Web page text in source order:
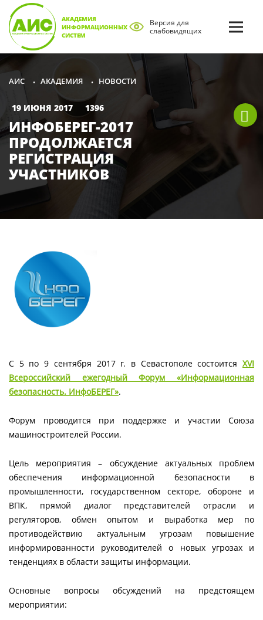
АКАДЕМИЯ
ИНФОРМАЦИОННЫХ
СИСТЕМ
Версия для
слабовидящих
АИС • АКАДЕМИЯ • НОВОСТИ
19 ИЮНЯ 2017 1396
ИНФОБЕРЕГ-2017
ПРОДОЛЖАЕТСЯ
РЕГИСТРАЦИЯ
УЧАСТНИКОВ
С 5 по 9 сентября 2017 г. в Севастополе состоится XVI
Всероссийский ежегодный Форум «Информационная
безопасность. ИнфоБЕРЕГ».
Форум проводится при поддержке и участии Союза
машиностроителей России.
Цель мероприятия – обсуждение актуальных проблем
обеспечения информационной безопасности в
промышленности, государственном секторе, обороне и
ВПК, прямой диалог представителей отрасли и
регуляторов, обмен опытом и выработка мер по
противодействию актуальным угрозам повышение
информированности руководителей о новых угрозах и
тенденциях в области защиты информации.
Основные вопросы обсуждений на предстоящем
мероприятии: